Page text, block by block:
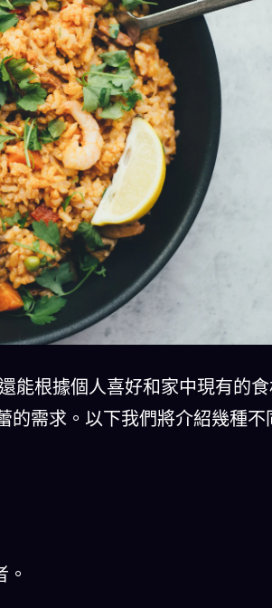
能根據個人喜好和家中現有的
的需求。以下我們將介紹幾種
今晚吃什麽
一鍵配搭出三餸一湯的完美晚餐組合
什麽的煩惱
立即下載